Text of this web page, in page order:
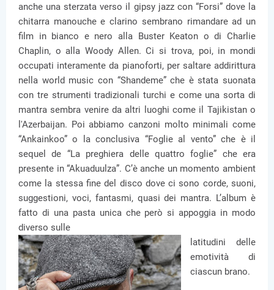
anche una sterzata verso il gipsy jazz con “Forsi” dove la
chitarra manouche e clarino sembrano rimandare ad un
film in bianco e nero alla Buster Keaton o di Charlie
Chaplin, o alla Woody Allen. Ci si trova, poi, in mondi
occupati interamente da pianoforti, per saltare addirittura
nella world music con “Shandeme” che è stata suonata
con tre strumenti tradizionali turchi e come una sorta di
mantra sembra venire da altri luoghi come il Tajikistan o
l'Azerbaijan. Poi abbiamo canzoni molto minimali come
“Ankainkoo” o la conclusiva “Foglie al vento” che è il
sequel de “La preghiera delle quattro foglie” che era
presente in “Akuaduulza”. C’è anche un momento ambient
come la stessa fine del disco dove ci sono corde, suoni,
suggestioni, voci, fantasmi, quasi dei mantra. L’album è
fatto di una pasta unica che però si appoggia in modo
diverso sulle
latitudini delle
emotività di
ciascun brano.